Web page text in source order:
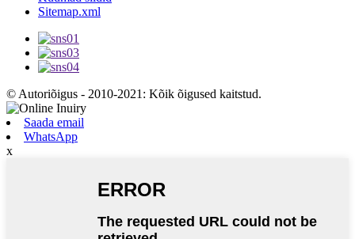
Sitemap.xml
© Autoriõigus - 2010-2021: Kõik õigused kaitstud.
Saada email
WhatsApp
x